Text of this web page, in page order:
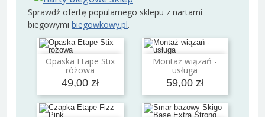
Sprawdź ofertę popularnego sklepu z nartami
biegowymi biegowkowy.pl.
Opaska Etape Stix
różowa
49,00 zł
Dodaj do koszyka Montaż wiązań -
usługa
59,00 zł
Dodaj do koszyka